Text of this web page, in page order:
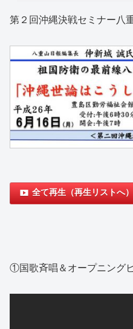
第２回沖縄決戦セミナー八
全て再生（再生リストへ）
①国歌斉唱＆オープニング